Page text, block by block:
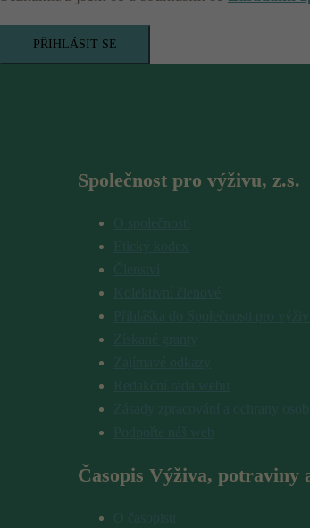
PŘIHLÁSIT SE
Společnost pro výživu, z.s.
Časopis Výživa, potraviny